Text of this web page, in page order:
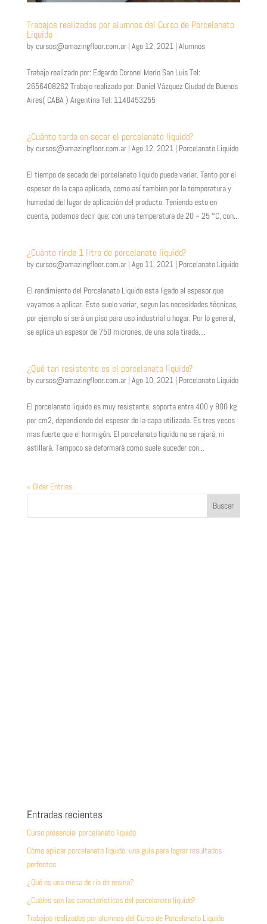
Trabajos realizados por alumnos del Curso de Porcelanato
Liquido
bycursos@amazingfloor.com.ar| Ago 12, 2021| Alumnos
Trabajo realizado por: Edgardo Coronel Merlo San Luis Tel:
2656408262 Trabajo realizado por: Daniel Vázquez Ciudad de Buenos
Aires( CABA ) Argentina Tel: 1140453255
¿Cuánto tarda en secar el porcelanato liquido?
bycursos@amazingfloor.com.ar| Ago 12, 2021| Porcelanato Liquido
El tiempo de secado del porcelanato liquido puede variar. Tanto por el
espesor de la capa aplicada, como así tambien por la temperatura y
humedad del lugar de aplicación del producto. Teniendo esto en
cuenta, podemos decir que: con una temperatura de 20 ~ 25 °C, con...
¿Cuánto rinde 1 litro de porcelanato liquido?
bycursos@amazingfloor.com.ar| Ago 11, 2021| Porcelanato Liquido
El rendimiento del Porcelanato Liquido esta ligado al espesor que
vayamos a aplicar. Este suele variar, segun las necesidades técnicas,
por ejemplo si será un piso para uso industrial u hogar. Por lo general,
se aplica un espesor de 750 micrones, de una sola tirada....
¿Qué tan resistente es el porcelanato liquido?
bycursos@amazingfloor.com.ar| Ago 10, 2021| Porcelanato Liquido
El porcelanato liquido es muy resistente, soporta entre 400 y 800 kg
por cm2, dependiendo del espesor de la capa utilizada. Es tres veces
mas fuerte que el hormigón. El porcelanato liquido no se rajará, ni
astillará. Tampoco se deformará como suele suceder con...
« Older Entries
Entradas recientes
Curso presencial porcelanato liquido
Cómo aplicar porcelanato líquido: una guía para lograr resultados
perfectos
¿Qué es una mesa de río de resina?
¿Cuáles son las características del porcelanato líquido?
Trabajos realizados por alumnos del Curso de Porcelanato Liquido